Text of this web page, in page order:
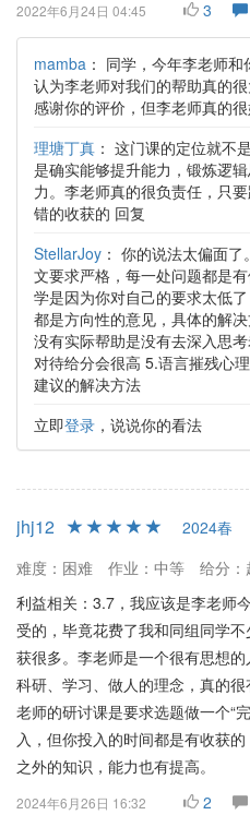
2022年6月24日 04:45 3
mamba ： 同学，今年李老师和
认为李老师对我们的帮助真的
感谢你的评价，但李老师真的很
理塘丁真 ： 这门课的定位就不
是确实能够提升能力，锻炼逻
力。李老师真的很负责任，只
错的收获的 回复
StellarJoy ： 你的说法太偏面了
文要求严格，每一处问题都是
学是因为你对自己的要求太低
都是方向性的意见，具体的解
没有实际帮助是没有去深入思
对待给分会很高 5.语言摧残心
建议的解决方法
立即登录 ，说说你的看法
jhj12
2024春
难度：困难
作业：中等 给分：
利益相关：3.7，我应该是李老师
受的，毕竟花费了我和同组同学
获很多。李老师是一个很有思想
科研、学习、做人的理念，真的
老师的研讨课是要求选题做一个“
入，但你投入的时间都是有收获
之外的知识，能力也有提高。
2024年6月26日 16:32 2